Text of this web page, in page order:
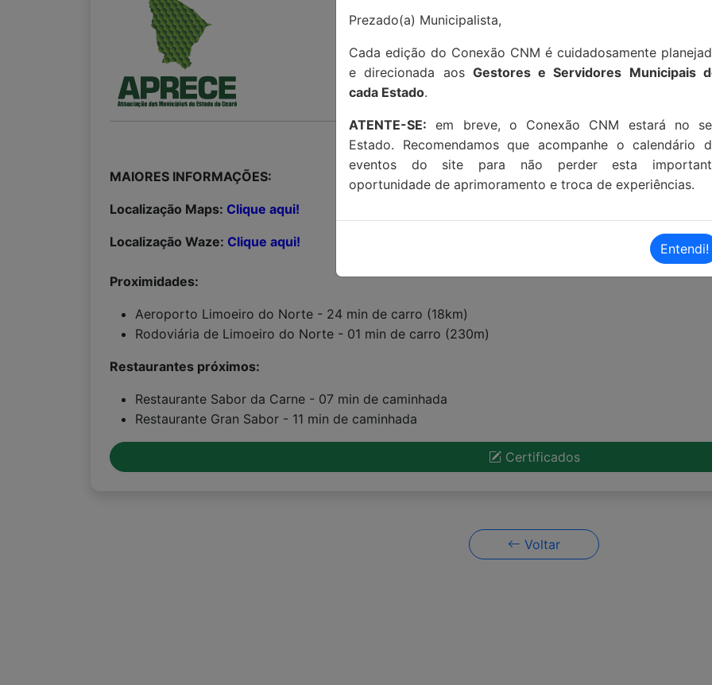
MAIORES INFORMAÇÕES:
Localização Maps: Clique aqui!
Localização Waze: Clique aqui!
Proximidades:
Aeroporto Limoeiro do Norte - 24 min de carro (18km)
Rodoviária de Limoeiro do Norte - 01 min de carro (230m)
Restaurantes próximos:
Restaurante Sabor da Carne - 07 min de caminhada
Restaurante Gran Sabor - 11 min de caminhada
Certificados
Voltar
Prezado(a) Municipalista,
Cada edição do Conexão CNM é cuidadosamente
e direcionada aos Gestores e Servidores Municipais
cada Estado.
ATENTE-SE: em breve, o Conexão CNM estará no
Estado. Recomendamos que acompanhe o calendário
eventos do site para não perder esta
oportunidade de aprimoramento e troca de experiências.
Entendi!